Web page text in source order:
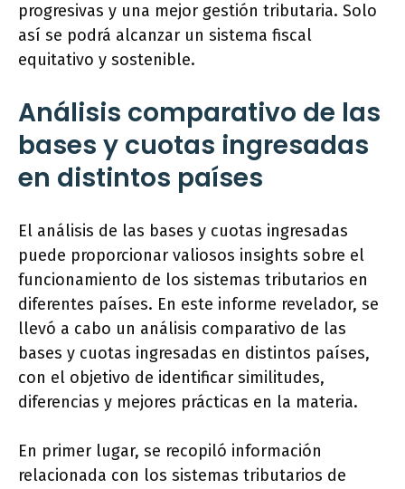
progresivas y una mejor gestión tributaria. Solo
así se podrá alcanzar un sistema fiscal
equitativo y sostenible.
Análisis comparativo de las
bases y cuotas ingresadas
en distintos países
El análisis de las bases y cuotas ingresadas
puede proporcionar valiosos insights sobre el
funcionamiento de los sistemas tributarios en
diferentes países. En este informe revelador, se
llevó a cabo un análisis comparativo de las
bases y cuotas ingresadas en distintos países,
con el objetivo de identificar similitudes,
diferencias y mejores prácticas en la materia.
En primer lugar, se recopiló información
relacionada con los sistemas tributarios de